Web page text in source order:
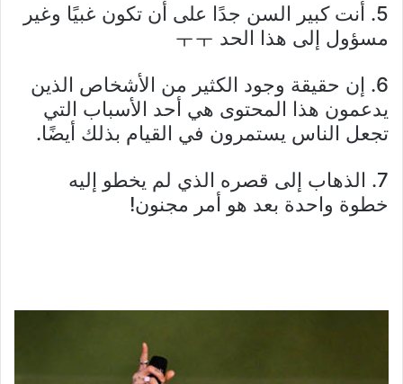
5. أنت كبير السن جدًا على أن تكون غبيًا وغير
مسؤول إلى هذا الحد ㅜㅜ
6. إن حقيقة وجود الكثير من الأشخاص الذين
يدعمون هذا المحتوى هي أحد الأسباب التي
تجعل الناس يستمرون في القيام بذلك أيضًا.
7. الذهاب إلى قصره الذي لم يخطو إليه
خطوة واحدة بعد هو أمر مجنون!